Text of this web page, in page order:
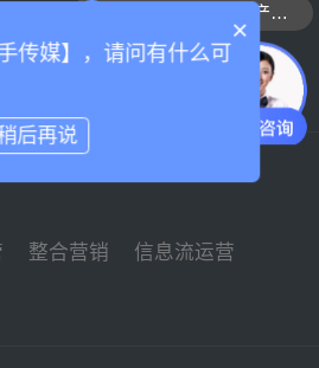
整合营销 信息流运营
可以介绍下你们的产品么
×
传媒】，请问有什么可
后再说